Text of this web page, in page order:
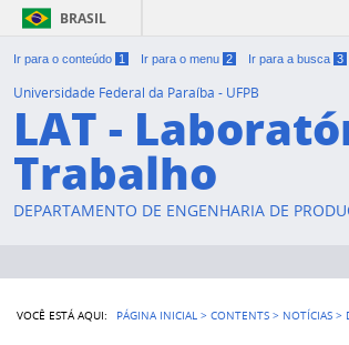
Ir para o conteúdo 1 Ir para o menu 2 Ir para a busca 3
BRASIL
Universidade Federal da Paraíba - UFPB
LAT -
Trabalho
DEPARTAMENTO DE ENGENHARIA DE
VOCÊ ESTÁ AQUI: PÁGINA INICIAL >CONTENTS > NOTÍCIAS >